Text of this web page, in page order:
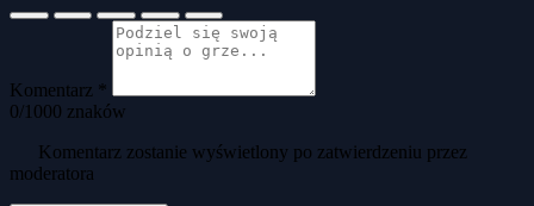
Komentarz *
0/1000 znaków
Komentarz zostanie wyświetlony po zatwierdzeniu przez
moderatora